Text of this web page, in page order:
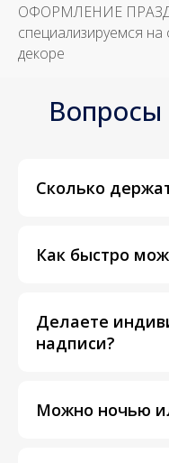
ОФОРМЛЕНИЕ
специализируемся
декоре
Вопросы
Сколько
Как быстро
Делаете
надписи?
Можно ночью